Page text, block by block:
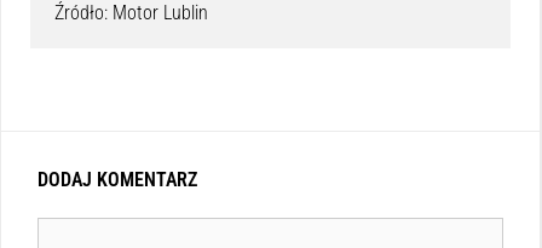
Źródło: Motor Lublin
DODAJ KOMENTARZ